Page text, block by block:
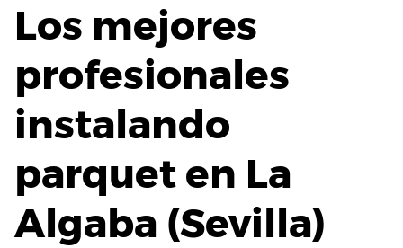
Los mejores
profesionales
instalando
parquet en La
Algaba (Sevilla)